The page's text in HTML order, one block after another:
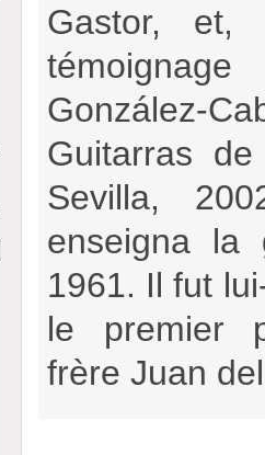
Gastor, et,
González-
Guitarras
Sevilla,
enseigna la
1961. Il fut
le premier
frère Juan